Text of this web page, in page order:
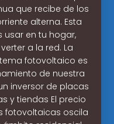
que recibe de los
alterna. Esta
usar en tu hogar,
a la red. La
fotovoltaico es
de nuestra
inversor de placas
y tiendas El precio
fotovoltaicas oscila